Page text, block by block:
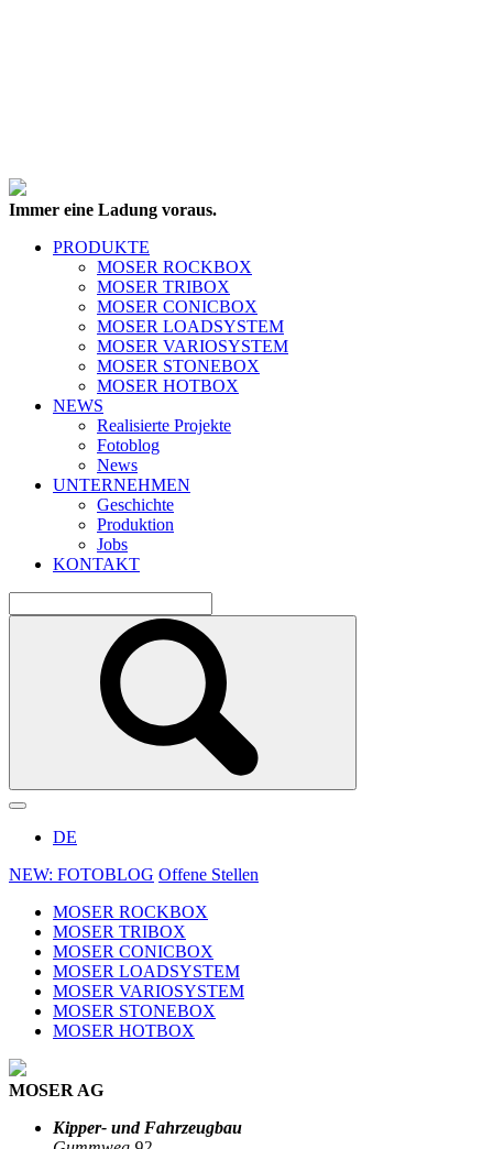
Immer eine Ladung voraus.
PRODUKTE
MOSER ROCKBOX
MOSER TRIBOX
MOSER CONICBOX
MOSER LOADSYSTEM
MOSER VARIOSYSTEM
MOSER STONEBOX
MOSER HOTBOX
NEWS
Realisierte Projekte
Fotoblog
News
UNTERNEHMEN
Geschichte
Produktion
Jobs
KONTAKT
DE
NEW: FOTOBLOG Offene Stellen
MOSER ROCKBOX
MOSER TRIBOX
MOSER CONICBOX
MOSER LOADSYSTEM
MOSER VARIOSYSTEM
MOSER STONEBOX
MOSER HOTBOX
MOSER AG
Kipper- und Fahrzeugbau